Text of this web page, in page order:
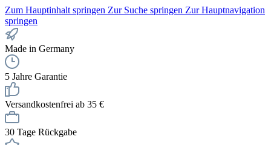
Zum Hauptinhalt springen Zur Suche springen Zur Hauptnavigation
springen
Made in Germany
5 Jahre Garantie
Versandkostenfrei ab 35 €
30 Tage Rückgabe